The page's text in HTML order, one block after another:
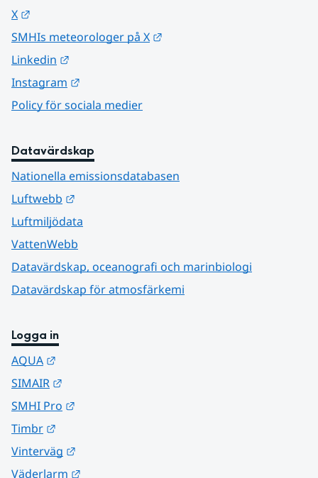
X
SMHIs meteorologer på X
Linkedin
Instagram
Policy för sociala medier
Datavärdskap
Nationella emissionsdatabasen
Luftwebb
Luftmiljödata
VattenWebb
Datavärdskap, oceanografi och marinbiologi
Datavärdskap för atmosfärkemi
Logga in
AQUA
SIMAIR
SMHI Pro
Timbr
Vinterväg
Väderlarm